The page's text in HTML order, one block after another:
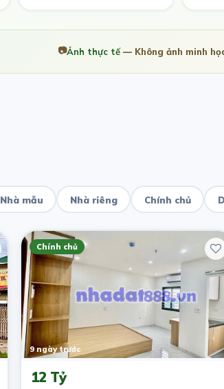
📷Ảnh thực tế— Không ảnh minh
Nhà mẫu Nhà riêng Chính chủ
Chính chủ
9 ngày trước
12 Tỷ